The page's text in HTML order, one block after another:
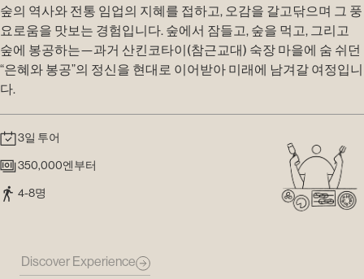
숲의 역사와 전통 임업의 지혜를 접하고, 오감을 갈고닦으며 그 풍
요로움을 맛보는 경험입니다. 숲에서 잠들고, 숲을 먹고, 그리고
숲에 봉공하는—과거 산킨코타이(참근교대) 숙장 마을에 숨 쉬던
“은혜와 봉공”의 정신을 현대로 이어받아 미래에 남겨갈 여정입니
다.
3일 투어
350,000엔부터
4-8명
Discover Experience